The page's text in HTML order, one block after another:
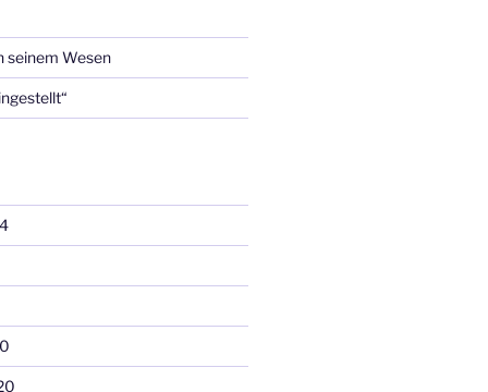
seinem Wesen